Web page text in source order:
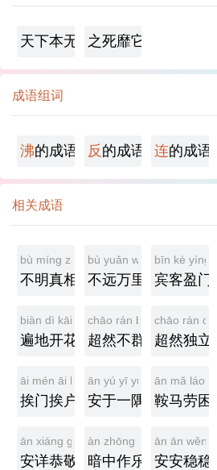
天下本无事，庸人自扰之
之死靡它
成语组词
沸的成语 反 的成语 连的成语
相关成语
bù míng zhēn xiàng
不明真相
bù yuǎn wàn lǐ
不远万里
bīn kè yíng
宾客盈门
biàn dì kāi huā
遍地开花
chāo rán bù qún
超然不群
chāo rán
超然独立
āi mén āi hù
挨门挨户
ān yú yī yú
安于一隅
ān mǎ láo
鞍马劳困
ān xiáng gōng jìng
安详恭敬
àn zhōng zuò lè
暗中作乐
ān ān wěn
安安稳稳